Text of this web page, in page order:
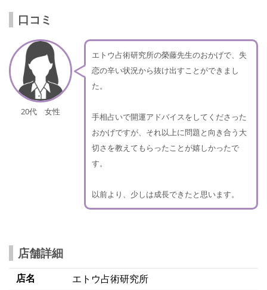
口コミ
20代 女性
エトウ占術研究所の榮藤先生のおかげで、失
恋の辛い状況から抜け出すことができまし
た。
手相占いで開運アドバイスをしてくださった
おかげですが、それ以上に問題と向き合う大
切さを教えてもらったことが嬉しかったで
す。
以前より、少しは成長できたと思います。
店舗詳細
店名
エトウ占術研究所